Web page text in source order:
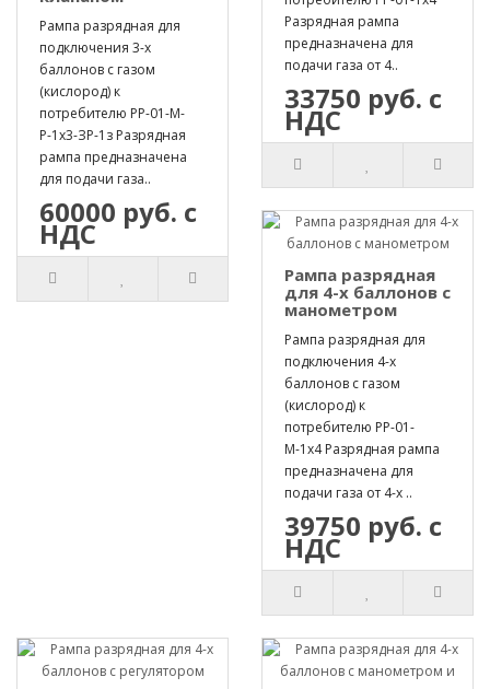
Рампа разрядная для
подключения 3-х
баллонов с газом
(кислород) к
потребителю РР-01-М-
Р-1х3-ЗР-1з Разрядная
рампа предназначена
для подачи газа..
60000 руб. с
НДС
Разрядная рампа
предназначена для
подачи газа от 4..
33750 руб. с
НДС
Рампа разрядная
для 4-х баллонов с
манометром
Рампа разрядная для
подключения 4-х
баллонов с газом
(кислород) к
потребителю РР-01-
М-1х4 Разрядная рампа
предназначена для
подачи газа от 4-х ..
39750 руб. с
НДС